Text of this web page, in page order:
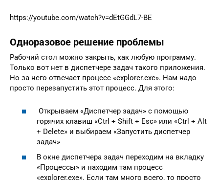
https://youtube.com/watch?v=dEtGGdL7-BE
Одноразовое решение проблемы
Рабочий стол можно закрыть, как любую программу.
Только вот нет в диспетчере задач такого приложения.
Но за него отвечает процесс «explorer.exe». Нам надо
просто перезапустить этот процесс. Для этого:
Открываем «Диспетчер задач» с помощью
горячих клавиш «Ctrl + Shift + Esc» или «Ctrl + Alt
+ Delete» и выбираем «Запустить диспетчер
задач»
В окне диспетчера задач переходим на вкладку
«Процессы» и находим там процесс
«explorer.exe». Если там много всего, то просто